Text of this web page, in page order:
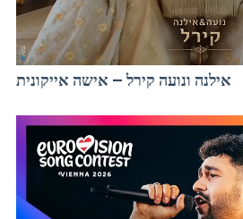
אילנה ונועה קירל – אישה אייקונית